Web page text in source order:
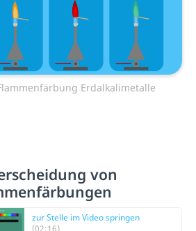
Erdalkalimetalle
von
zur Stelle im Video springen